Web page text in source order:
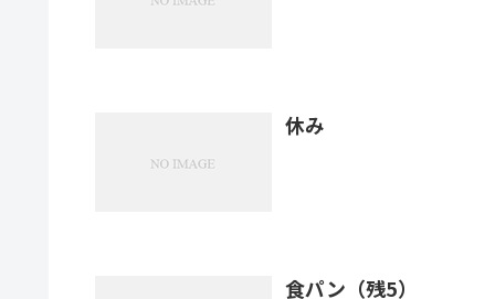
休み
食パン（残5）